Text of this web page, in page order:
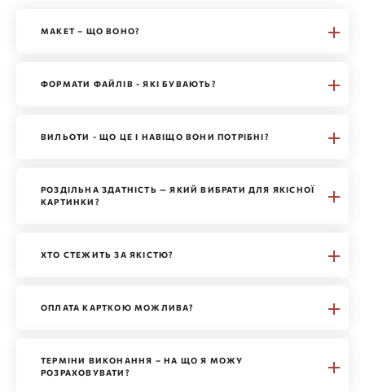
МАКЕТ – ЩО ВОНО?
ФОРМАТИ ФАЙЛІВ - ЯКІ БУВАЮТЬ?
ВИЛЬОТИ - ЩО ЦЕ І НАВІЩО ВОНИ ПОТРІБНІ?
РОЗДІЛЬНА ЗДАТНІСТЬ — ЯКИЙ ВИБРАТИ ДЛЯ ЯКІСНОЇ
КАРТИНКИ?
ХТО СТЕЖИТЬ ЗА ЯКІСТЮ?
ОПЛАТА КАРТКОЮ МОЖЛИВА?
ТЕРМІНИ ВИКОНАННЯ – НА ЩО Я МОЖУ
РОЗРАХОВУВАТИ?